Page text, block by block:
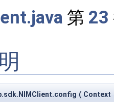
第 23
( Context